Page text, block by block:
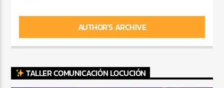
AUTHOR'S ARCHIVE
TALLER COMUNICACIÓN LOCUCIÓN